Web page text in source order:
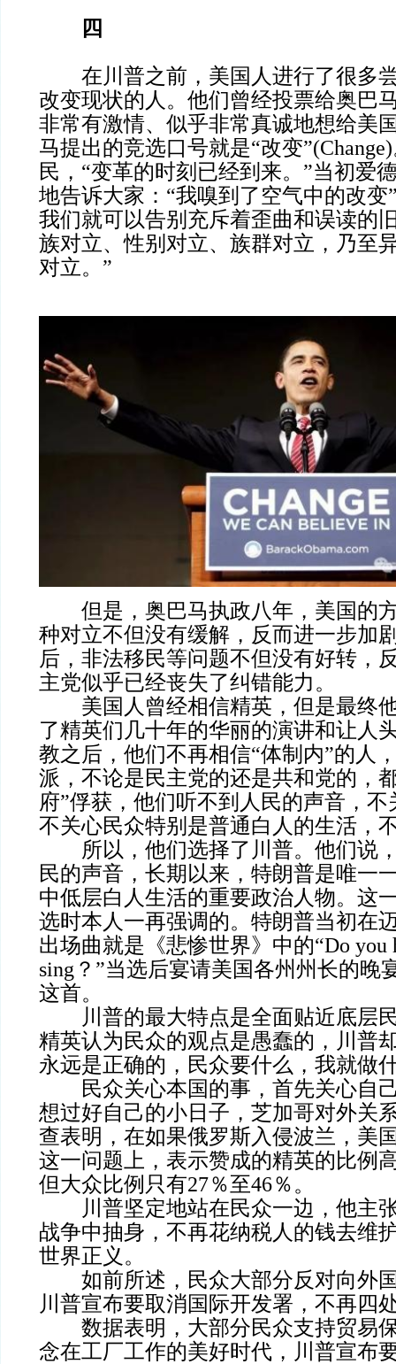
四
在川普之前，美国人进行了很多
改变现状的人。他们曾经投票给奥巴
非常有激情、似乎非常真诚地想给美
马提出的竞选口号就是“改变
民，“变革的时刻已经到来。”当初爱
地告诉大家：“我嗅到了空气中的改变
我们就可以告别充斥着歪曲和误读的
族对立、性别对立、族群对立，乃至
对立。”
但是，奥巴马执政八年，美国的
种对立不但没有缓解，反而进一步加
后，非法移民等问题不但没有好转，
主党似乎已经丧失了纠错能力。
美国人曾经相信精英，但是最终
了精英们几十年的华丽的演讲和让人
教之后，他们不再相信“体制内”的人
派，不论是民主党的还是共和党的，
府”俘获，他们听不到人民的声音，
不关心民众特别是普通白人的生活，
所以，他们选择了川普。他们说
民的声音，长期以来，特朗普是唯一
中低层白人生活的重要政治人物。这
选时本人一再强调的。特朗普当初在
出场曲就是《悲惨世界》中的“Do you
sing？”当选后宴请美国各州州长的晚
这首。
川普的最大特点是全面贴近底层
精英认为民众的观点是愚蠢的，川普
永远是正确的，民众要什么，我就做
民众关心本国的事，首先关心自
想过好自己的小日子，芝加哥对外关
查表明，在如果俄罗斯入侵波兰，美
这一问题上，表示赞成的精英的比例
但大众比例只有27％至46％。
川普坚定地站在民众一边，他主
战争中抽身，不再花纳税人的钱去维
世界正义。
如前所述，民众大部分反对向外
川普宣布要取消国际开发署，不再四
数据表明，大部分民众支持贸易
念在工厂工作的美好时代，川普宣布